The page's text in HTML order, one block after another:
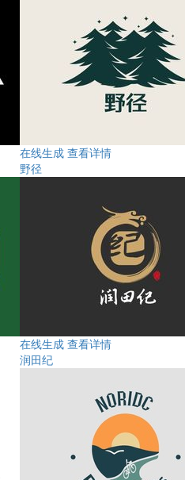
在线生成 查看详情
野径
在线生成 查看详情
润田纪